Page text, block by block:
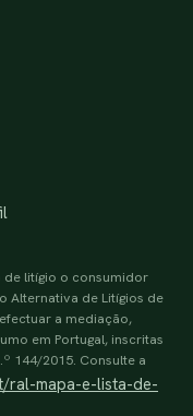
de litígio o consumidor
Alternativa de Litígios de
a mediação,
em Portugal, inscritas
144/2015. Consulte a
ral-mapa-e-lista-de-